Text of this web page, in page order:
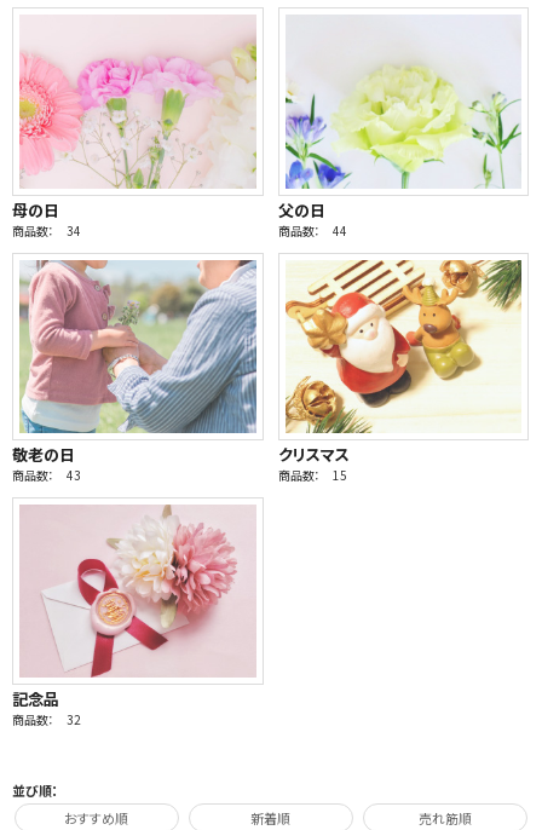
母の日
商品数： 34
父の日
商品数： 44
敬老の日
商品数： 43
クリスマス
商品数： 15
記念品
商品数： 32
並び順：
おすすめ順
新着順 売れ筋順